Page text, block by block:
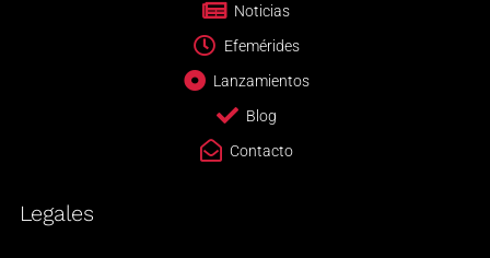
Noticias
Efemérides
Lanzamientos
Blog
Contacto
Legales